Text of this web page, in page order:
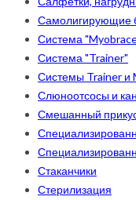
Самолигирующие
Система
Система "Trainer"
Системы Trainer и
Слюноотсосы и
Смешанный
Стаканчики
Стерилизация